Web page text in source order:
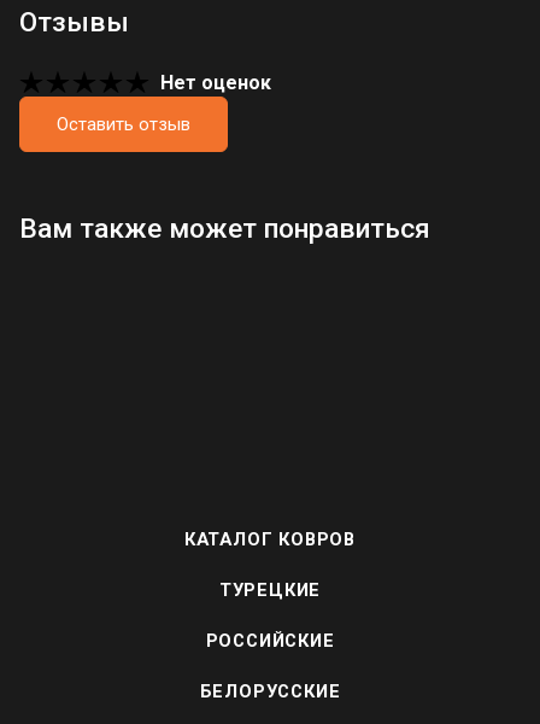
Отзывы
Нет оценок
Оставить отзыв
Загрузка отзывов...
Вам также может понравиться
КАТАЛОГ КОВРОВ
ТУРЕЦКИЕ
РОССИЙСКИЕ
БЕЛОРУССКИЕ